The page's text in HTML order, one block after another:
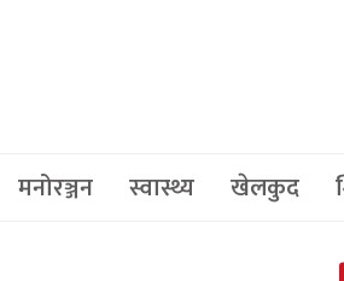
मनोरञ्जन स्वास्थ्य खेलकुद